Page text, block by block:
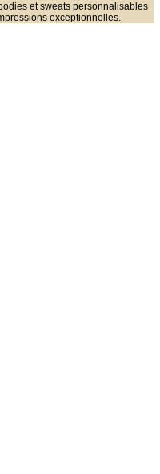
et sweats personnalisables
exceptionnelles.